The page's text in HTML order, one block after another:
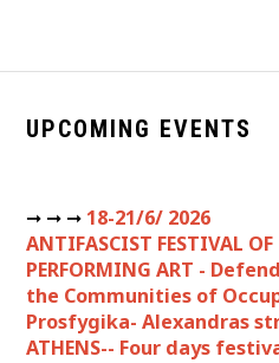
UPCOMING EVENTS
➞ ➞ ➞ 18-21/6/ 2026
ANTIFASCIST FESTIVAL OF
PERFORMING ART -
the Communities of
Prosfygika- Alexandras
ATHENS-- Four days